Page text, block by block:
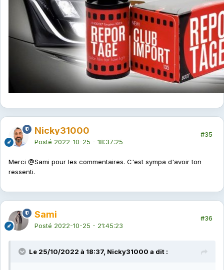
Nicky31000
Posté 2022-10-25 - 18:37:25
#35
Merci @Sami pour les commentaires. C'est sympa d'avoir ton
ressenti.
Sami
Posté 2022-10-25 - 21:45:23
#36
Le 25/10/2022 à 18:37, Nicky31000 a dit :